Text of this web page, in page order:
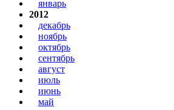
январь
2012
декабрь
ноябрь
октябрь
сентябрь
август
июль
июнь
май